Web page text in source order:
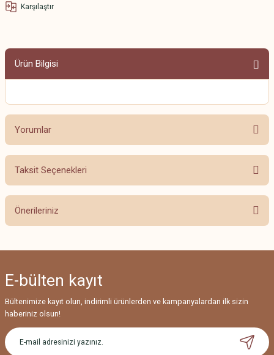
Karşılaştır
Ürün Bilgisi
Yorumlar
Bu ürüne ilk yorumu siz yapın!
Taksit Seçenekleri
Önerileriniz
Görüş ve önerileriniz için teşekkür ederiz.
Ürün resmi kalitesiz, bozuk veya görüntülenemiyor.
Ürün açıklamasında eksik bilgiler bulunuyor.
Ürün bilgilerinde hatalar bulunuyor.
E-bülten kayıt
Bültenimize kayıt olun, indirimli ürünlerden ve kampanyalardan ilk sizin
haberiniz olsun!